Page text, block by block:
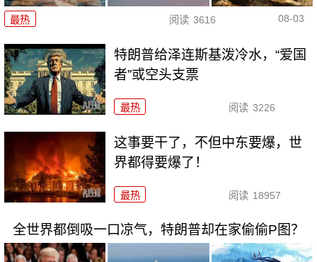
最热 阅读 3616 08-03
特朗普给泽连斯基泼冷水，“爱国
者”或空头支票
最热 阅读 3226
这事要干了，不但中东要爆，世
界都得要爆了！
最热 阅读 18957
全世界都倒吸一口凉气，特朗普却在家偷偷P图？